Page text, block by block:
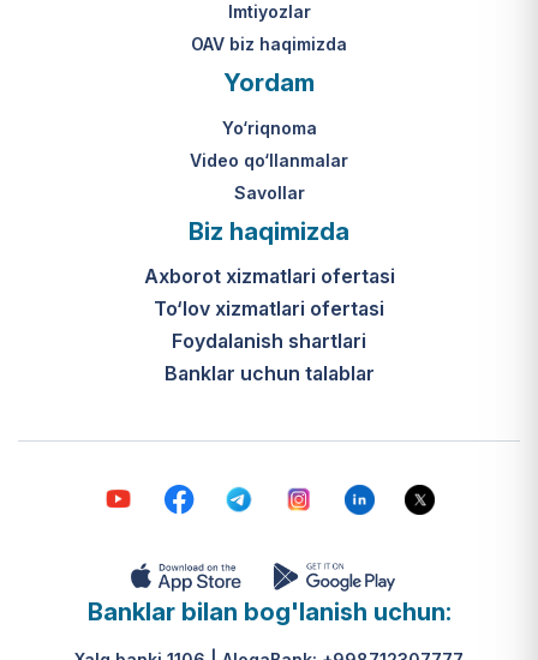
Imtiyozlar
OAV biz haqimizda
Yordam
Yo‘riqnoma
Video qo‘llanmalar
Savollar
Biz haqimizda
Axborot xizmatlari ofertasi
To‘lov xizmatlari ofertasi
Foydalanish shartlari
Banklar uchun talablar
Banklar bilan bog'lanish uchun: